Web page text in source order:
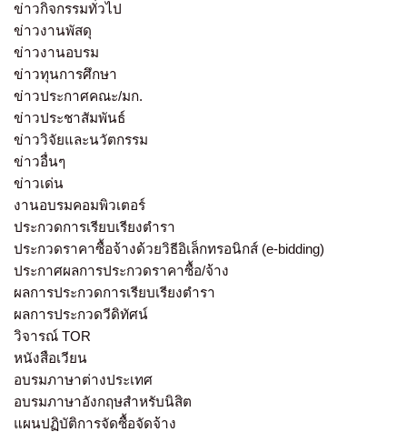
ข่าวกิจกรรมทั่วไป
ข่าวงานพัสดุ
ข่าวงานอบรม
ข่าวทุนการศึกษา
ข่าวประกาศคณะ/มก.
ข่าวประชาสัมพันธ์
ข่าววิจัยและนวัตกรรม
ข่าวอื่นๆ
ข่าวเด่น
งานอบรมคอมพิวเตอร์
ประกวดการเรียบเรียงตำรา
ประกวดราคาซื้อจ้างด้วยวิธีอิเล็กทรอนิกส์ (e-bidding)
ประกาศผลการประกวดราคาซื้อ/จ้าง
ผลการประกวดการเรียบเรียงตำรา
ผลการประกวดวีดิทัศน์
วิจารณ์ TOR
หนังสือเวียน
อบรมภาษาต่างประเทศ
อบรมภาษาอังกฤษสำหรับนิสิต
แผนปฏิบัติการจัดซื้อจัดจ้าง